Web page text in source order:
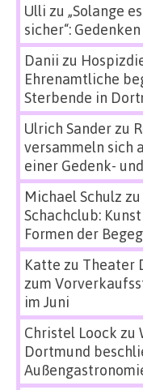
Ulli zu „Solange
sicher“:
Danii zu
Ehrenamtliche
Sterbende in
Ulrich Sanderzu
versammeln sich
einer Gedenk-
Michael Schulz zu
Schachclub:
Formen der
Katte zu Theater
zum
im Juni
Christel Loock zu
Dortmund